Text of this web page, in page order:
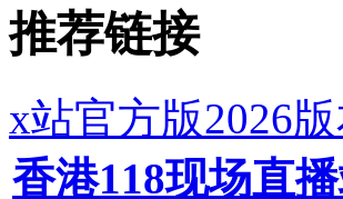
推荐链接
x站官方版2026
香港118现场直